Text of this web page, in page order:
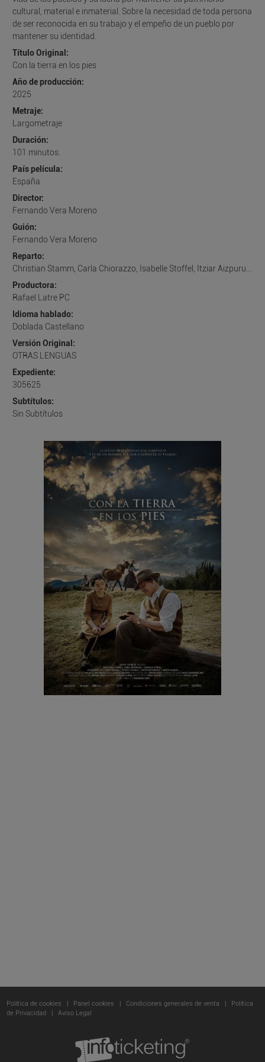
cultural, material e inmaterial. Sobre la necesidad de toda persona
de ser reconocida en su trabajo y el empeño de un pueblo por
mantener su identidad.
Título Original:
Con la tierra en los pies
Año de producción:
2025
Metraje:
Largometraje
Duración:
101 minutos.
País película:
España
Director:
Fernando Vera Moreno
Guión:
Fernando Vera Moreno
Reparto:
Christian Stamm, Carla Chiorazzo, Isabelle Stoffel, Itziar Aizpuru...
Productora:
Rafael Latre PC
Idioma hablado:
Doblada Castellano
Versión Original:
OTRAS LENGUAS
Expediente:
305625
Subtítulos:
Sin Subtítulos
Política de cookies Panel cookies Condiciones generales de venta
Política
de Privacidad
Aviso Legal